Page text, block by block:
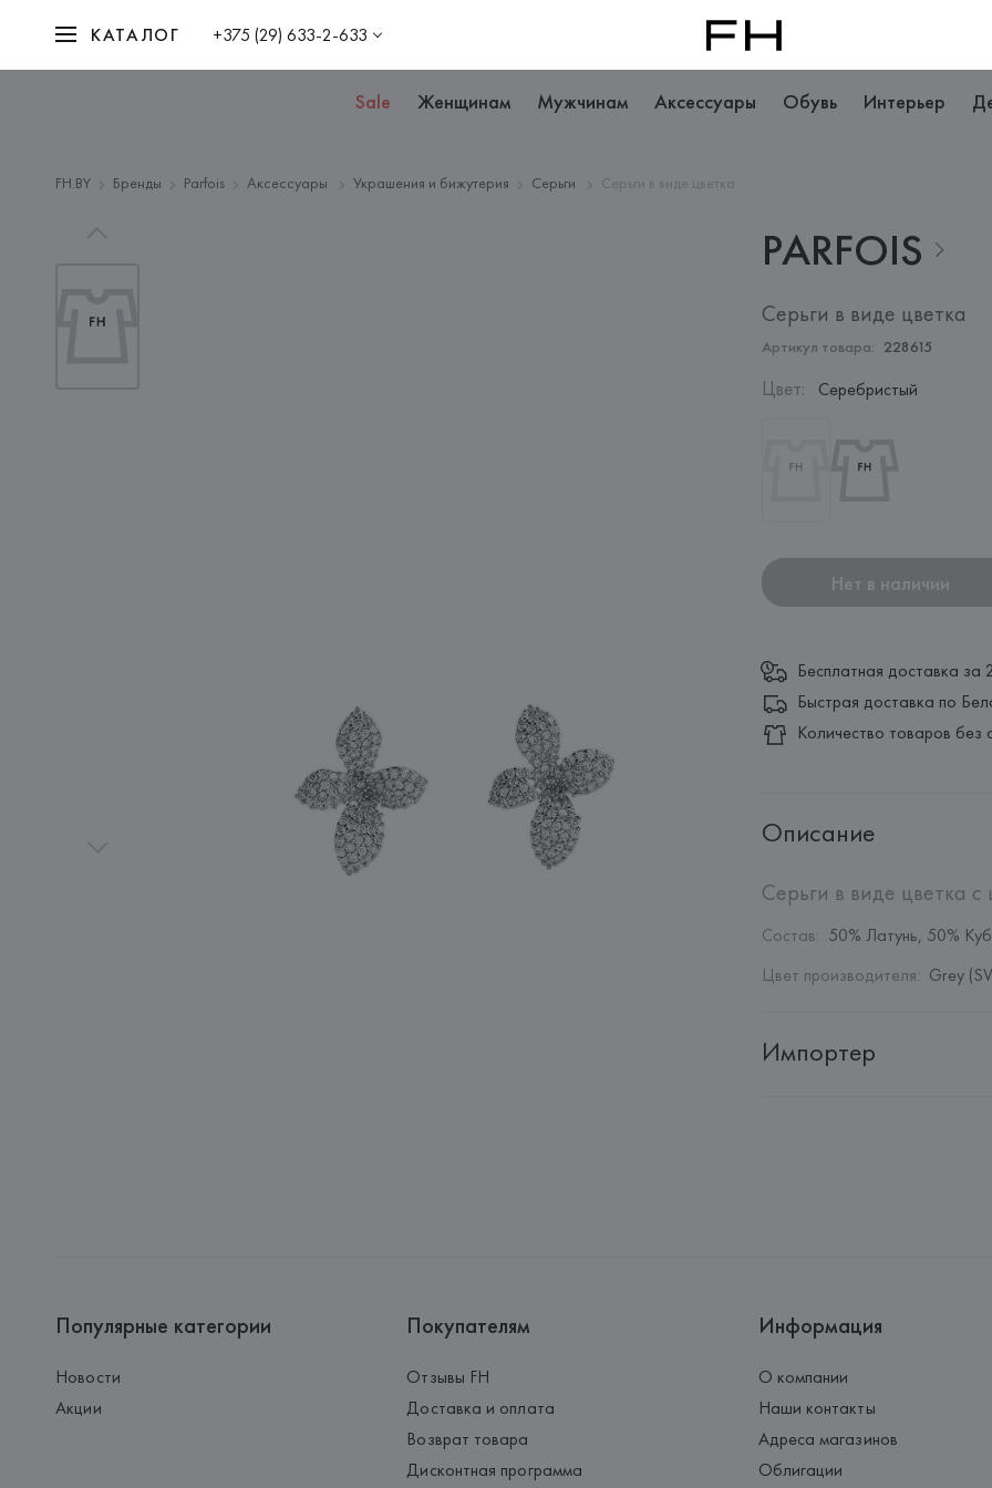
КАТАЛОГ +375 (29) 633-2-633
Sale Женщинам Мужчинам Аксессуары Обувь Интерьер
FH.BY Бренды Parfois Аксессуары Украшения и бижутерия Серьги Серьги в виде цветка
PARFOIS
Серьги в виде цветка
Артикул товара: 228615
Цвет: Серебристый
Нет в наличии
Бесплатная доставка за
Быстрая доставка по
Количество товаров без
Описание
Серьги в виде цветка
Состав: 50% Латунь, 50%
Цвет производителя: Grey
Импортер
Популярные категории
Новости
Акции
Покупателям
Отзывы FH
Доставка и оплата
Возврат товара
Дисконтная программа
Информация
О компании
Наши контакты
Адреса магазинов
Облигации